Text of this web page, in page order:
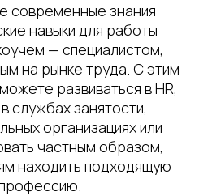
современные знания
навыки для работы
— специалистом,
на рынке труда. С этим
развиваться в HR,
службах занятости,
организациях или
частным образом,
находить подходящую